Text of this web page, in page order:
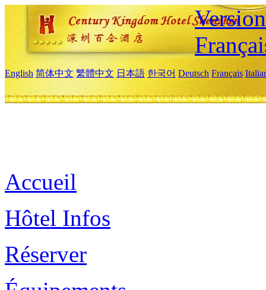
English 简体中文 繁體中文 日本語 한국어 Deutsch Français
Accueil
Hôtel Infos
Réserver